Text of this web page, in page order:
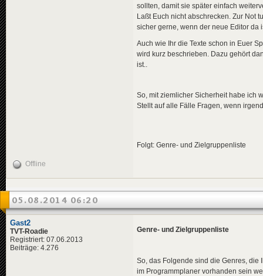
sollten, damit sie später einfach
Laßt Euch nicht abschrecken. Zur Not
sicher gerne, wenn der neue Editor da
Auch wie Ihr die Texte schon in Euer
wird kurz beschrieben. Dazu gehört
ist..
So, mit ziemlicher Sicherheit habe ich
Stellt auf alle Fälle Fragen, wenn
Folgt: Genre- und Zielgruppenliste
Offline
05.08.2014 06:20
Gast2
TVT-Roadie
Registriert: 07.06.2013
Beiträge: 4.276
Genre- und Zielgruppenliste
So, das Folgende sind die Genres,
im Programmplaner vorhanden sein